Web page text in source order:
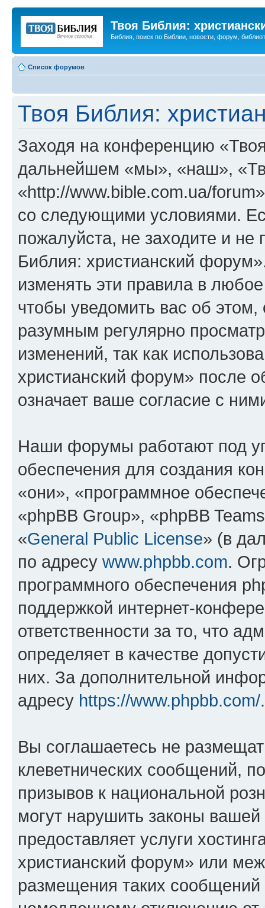
Твоя Библия:
Библия, поиск по Библии, новости, форум,
Список форумов
Твоя Библия:
Заходя на конференцию
дальнейшем «мы», «наш»,
«http://www.bible.com.ua/
со следующими условиями.
пожалуйста, не заходите и
Библия: христианский
изменять эти правила в
чтобы уведомить вас об
разумным регулярно
изменений, так как
христианский форум» после
означает ваше согласие с
Наши форумы работают под
обеспечения для создания
«они», «программное
«phpBB Group», «phpBB
«General Public License» (в
по адресу www.phpbb.com.
программного обеспечения
поддержкой интернет-
ответственности за то, что
определяет в качестве
них. За дополнительной
адресу https://www.phpbb.com/.
Вы соглашаетесь не
клеветнических сообщений,
призывов к национальной
могут нарушить законы
предоставляет услуги
христианский форум» или
размещения таких